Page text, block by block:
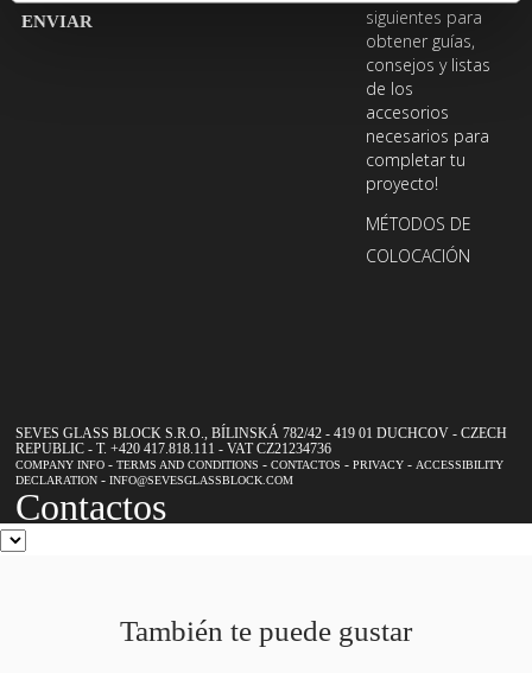
de
Introduce
siguientes para
obtener guías,
consejos y listas
de los
accesorios
necesarios para
completar tu
proyecto!
MÉTODOS DE
COLOCACIÓN
SEVES GLASS BLOCK S.R.O., BÍLINSKÁ 782/42 - 419 01 DUCHCOV - CZECH
REPUBLIC - T. +420 417.818.111 - VAT CZ21234736
COMPANY INFO -TERMS AND CONDITIONS -CONTACTOS -PRIVACY -ACCESSIBILITY
DECLARATION -INFO@SEVESGLASSBLOCK.COM
Contactos
También te puede gustar